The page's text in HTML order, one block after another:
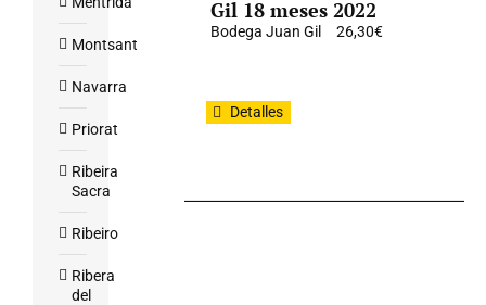
Gil 18 meses 2022
Bodega Juan Gil 26,30€
Detalles
Montsant
Navarra
Priorat
Ribeira
Sacra
Ribeiro
Ribera
del